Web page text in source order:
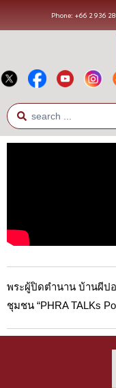
Phone: +66 2 936
พระผู้ปิดตำนาน บ้านผีป
ชุมชน “PHRA TALKs